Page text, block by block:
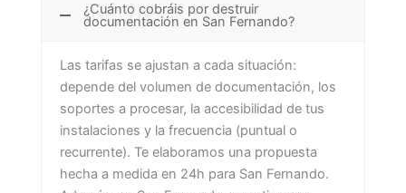
¿Cuánto cobráis por destruir
documentación en San Fernando?
Las tarifas se ajustan a cada situación:
depende del volumen de documentación, los
soportes a procesar, la accesibilidad de tus
instalaciones y la frecuencia (puntual o
recurrente). Te elaboramos una propuesta
hecha a medida en 24h para San Fernando.